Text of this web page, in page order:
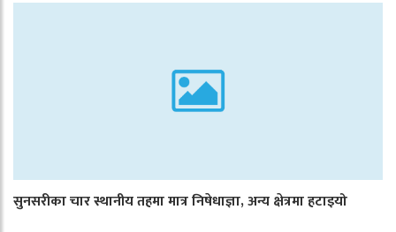
सुनसरीका चार स्थानीय तहमा मात्र निषेधाज्ञा, अन्य क्षेत्रमा हटाइयो